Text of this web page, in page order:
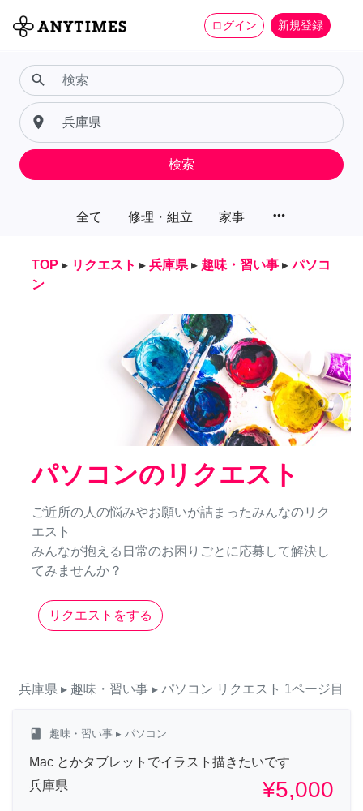
ログイン 新規登録
全て 修理・組立 家事 more_horiz
search
place
検索
TOP ▸ リクエスト ▸ 兵庫県 ▸ 趣味・習い事 ▸ パソコ
ン
パソコンのリクエスト
ご近所の人の悩みやお願いが詰まったみんなのリク
エスト
みんなが抱える日常のお困りごとに応募して解決し
てみませんか？
リクエストをする
兵庫県 ▸ 趣味・習い事 ▸ パソコン リクエスト 1ページ目
class 趣味・習い事 ▸ パソコン
Mac とかタブレットでイラスト描きたいです
兵庫県
¥5,000